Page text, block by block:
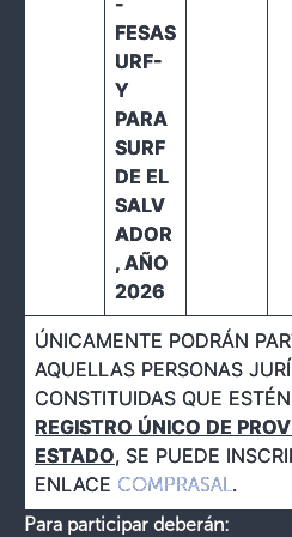
FESAS
URF-
Y
PARA
SURF
DE EL
SALV
ADOR
, AÑO
2026
ÚNICAMENTE PODRÁN
AQUELLAS PERSONAS
CONSTITUIDAS QUE
REGISTRO ÚNICO DE
ESTADO, SE PUEDE
ENLACE COMPRASAL.
Para participar deberán: